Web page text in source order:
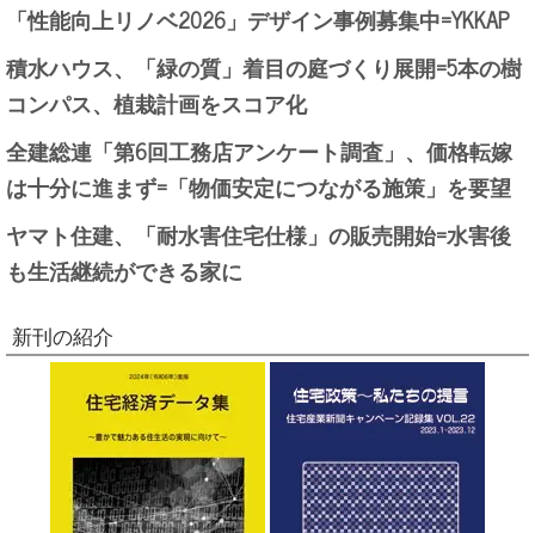
「性能向上リノベ2026」デザイン事例募集中=YKKAP
積水ハウス、「緑の質」着目の庭づくり展開=5本の樹
コンパス、植栽計画をスコア化
全建総連「第6回工務店アンケート調査」、価格転嫁
は十分に進まず=「物価安定につながる施策」を要望
ヤマト住建、「耐水害住宅仕様」の販売開始=水害後
も生活継続ができる家に
新刊の紹介